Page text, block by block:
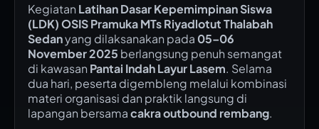
Kegiatan Latihan Dasar Kepemimpinan Siswa
(LDK) OSIS Pramuka MTs Riyadlotut Thalabah
Sedanyang dilaksanakan pada 05–06
November 2025 berlangsung penuh semangat
di kawasan Pantai Indah Layur Lasem. Selama
dua hari, peserta digembleng melalui kombinasi
materi organisasi dan praktik langsung di
lapangan bersamacakra outbound rembang.